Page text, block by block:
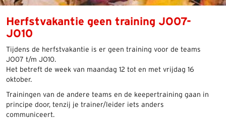
Herfstvakantie geen training JO07-
JO10
Tijdens de herfstvakantie is er geen training voor de teams
JO07 t/m JO10.
Het betreft de week van maandag 12 tot en met vrijdag 16
oktober.
Trainingen van de andere teams en de keepertraining gaan in
principe door, tenzij je trainer/leider iets anders
communiceert.